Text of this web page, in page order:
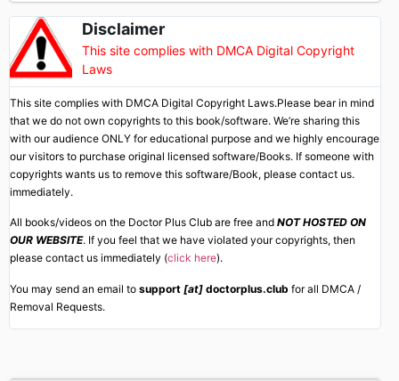
Disclaimer
This site complies with DMCA Digital Copyright
Laws
This site complies with DMCA Digital Copyright Laws.Please bear in mind
that we do not own copyrights to this book/software. We’re sharing this
with our audience ONLY for educational purpose and we highly encourage
our visitors to purchase original licensed software/Books. If someone with
copyrights wants us to remove this software/Book, please contact us.
immediately.
All books/videos on the Doctor Plus Club are free and NOT HOSTED ON
OUR WEBSITE. If you feel that we have violated your copyrights, then
please contact us immediately (click here).
You may send an email to support [at] doctorplus.club for all DMCA /
Removal Requests.